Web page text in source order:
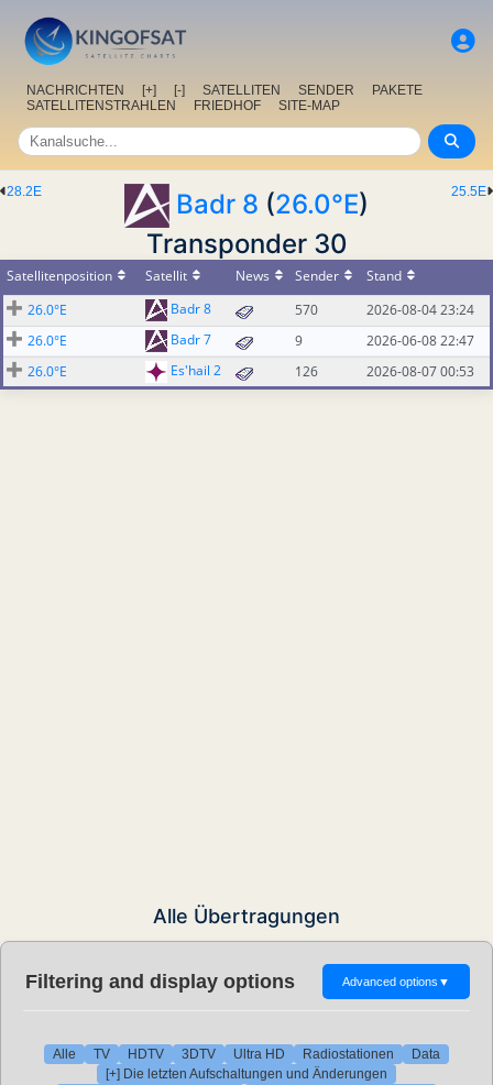
NACHRICHTEN [+] [-] SATELLITEN SENDER
PAKETE
SATELLITENSTRAHLEN
FRIEDHOF SITE-MAP
25.5E
28.2E Badr 8 (26.0°E)
Transponder 30
Satellitenposition Satellit News Sender
Stand
26.0°E
Badr 8 570
2026-08-04 23:24
26.0°E
Badr 7 9
2026-06-08 22:47
26.0°E
Es'hail 2 126 2026-08-07 00:53
Alle Übertragungen
Filtering and display options Advanced options ▼
Alle TV HDTV 3DTV Ultra HD Radiostationen
Data
[+] Die letzten Aufschaltungen und Änderungen